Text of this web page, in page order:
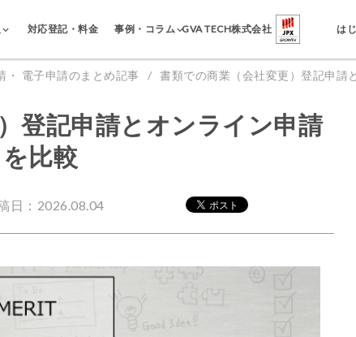
対応登記・料金 事例・コラム GVA TECH株式会社 は
・ 電子申請のまとめ記事 書類での商業（会社変更）登記申請
登記申請とオンライン申請
比較
日：2026.08.04